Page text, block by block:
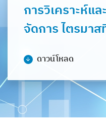
การวิเคราะห์แ
จัดการ ไตรมา
ดาวน์โหลด